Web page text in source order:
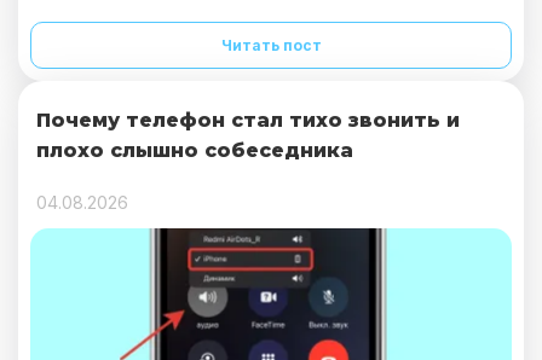
Читать пост
Почему телефон стал тихо звонить и
плохо слышно собеседника
04.08.2026